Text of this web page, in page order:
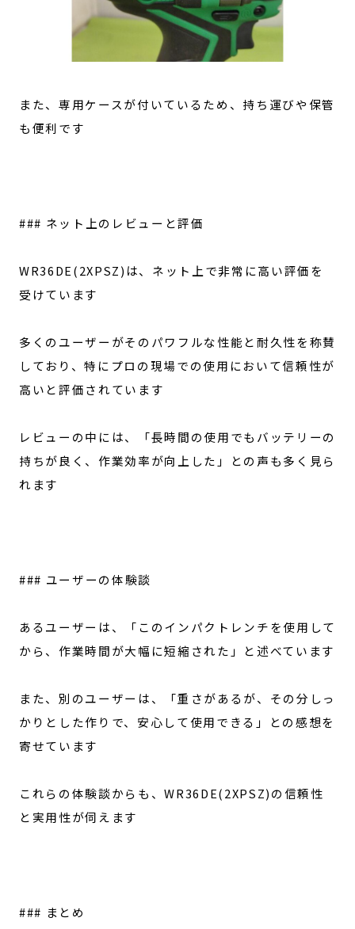
また、専用ケースが付いているため、持ち運びや保管
も便利です
### ネット上のレビューと評価
WR36DE(2XPSZ)は、ネット上で非常に高い評価を
受けています
多くのユーザーがそのパワフルな性能と耐久性を称賛
しており、特にプロの現場での使用において信頼性が
高いと評価されています
レビューの中には、「長時間の使用でもバッテリーの
持ちが良く、作業効率が向上した」との声も多く見ら
れます
### ユーザーの体験談
あるユーザーは、「このインパクトレンチを使用して
から、作業時間が大幅に短縮された」と述べています
また、別のユーザーは、「重さがあるが、その分しっ
かりとした作りで、安心して使用できる」との感想を
寄せています
これらの体験談からも、WR36DE(2XPSZ)の信頼性
と実用性が伺えます
### まとめ